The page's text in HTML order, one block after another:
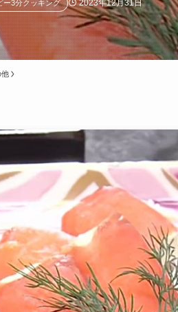
ー3分クッキング 2023年12月31日
他